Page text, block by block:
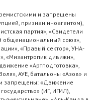
и запрещены
признан иноагентом),
партия», «Свидетели
общенациональный союз»,
«Правый сектор», УНА-
«Мизантропик дивижн»,
«Артподготовка»,
АУЕ, батальоны «Азов» и
запрещены: «Движение
(ИГ, ИГИЛ),